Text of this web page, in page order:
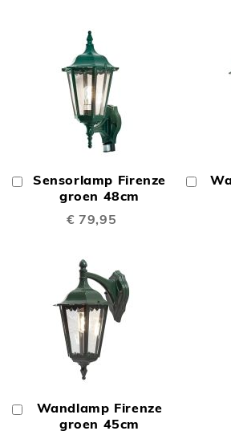
Sensorlamp Firenze
groen 48cm
€ 79,95
In
Winkelwagen
Wandlamp Firenze
groen 45cm
Winkelwagen